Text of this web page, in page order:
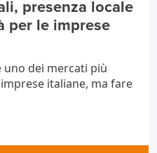
presenza locale
per le imprese
uno dei mercati più
italiane, ma fare